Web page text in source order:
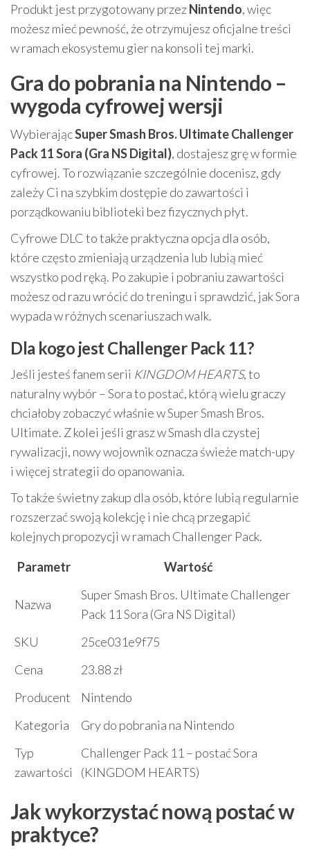
Produkt jest przygotowany przezNintendo, więc
możesz mieć pewność, że otrzymujesz oficjalne treści
w ramach ekosystemu gier na konsoli tej marki.
Gra do pobrania na Nintendo –
wygoda cyfrowej wersji
WybierającSuper Smash Bros. Ultimate Challenger
Pack 11 Sora (Gra NS Digital), dostajesz grę w formie
cyfrowej. To rozwiązanie szczególnie docenisz, gdy
zależy Ci na szybkim dostępie do zawartości i
porządkowaniu biblioteki bez fizycznych płyt.
Cyfrowe DLC to także praktyczna opcja dla osób,
które często zmieniają urządzenia lub lubią mieć
wszystko pod ręką. Po zakupie i pobraniu zawartości
możesz od razu wrócić do treningu i sprawdzić, jak Sora
wypada w różnych scenariuszach walk.
Dla kogo jest Challenger Pack 11?
Jeśli jesteś fanem serii KINGDOM HEARTS, to
naturalny wybór – Sora to postać, którą wielu graczy
chciałoby zobaczyć właśnie w Super Smash Bros.
Ultimate. Z kolei jeśli grasz w Smash dla czystej
rywalizacji, nowy wojownik oznacza świeże match-upy
i więcej strategii do opanowania.
To także świetny zakup dla osób, które lubią regularnie
rozszerzać swoją kolekcję i nie chcą przegapić
kolejnych propozycji w ramach Challenger Pack.
Parametr
Wartość
Nazwa
Super Smash Bros. Ultimate Challenger
Pack 11 Sora (Gra NS Digital)
SKU
25ce031e9f75
Cena
23.88 zł
Producent
Nintendo
Kategoria
Gry do pobrania na Nintendo
Typ
zawartości
Challenger Pack 11 – postać Sora
(KINGDOM HEARTS)
Jak wykorzystać nową postać w
praktyce?